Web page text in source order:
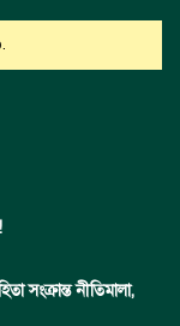
সংক্রান্ত নীতিমালা,